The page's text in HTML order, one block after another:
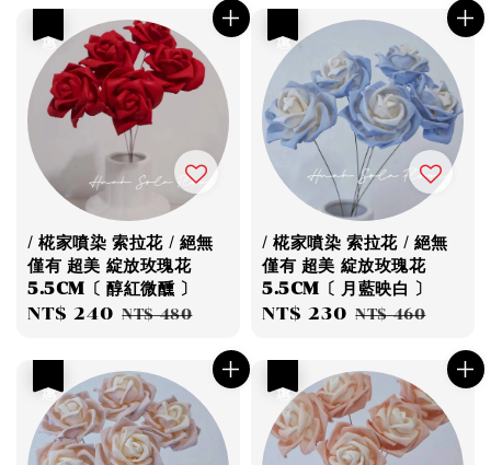
/ 椛家噴染 索拉花 / 絕無
僅有 超美 綻放玫瑰花
5.5CM〔 醇紅微醺 〕
Sale
NT$ 240 Regular
NT$ 480
/ 椛家噴染 索拉花 / 絕無
僅有 超美 綻放玫瑰花
5.5CM〔 月藍映白 〕
Sale
NT$ 230 Regular
NT$ 460